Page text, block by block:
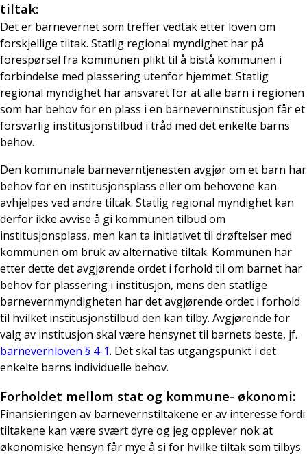
tiltak:
Det er barnevernet som treffer vedtak etter loven om
forskjellige tiltak. Statlig regional myndighet har på
forespørsel fra kommunen plikt til å bistå kommunen i
forbindelse med plassering utenfor hjemmet. Statlig
regional myndighet har ansvaret for at alle barn i regionen
som har behov for en plass i en barneverninstitusjon får et
forsvarlig institusjonstilbud i tråd med det enkelte barns
behov.
Den kommunale barneverntjenesten avgjør om et barn har
behov for en institusjonsplass eller om behovene kan
avhjelpes ved andre tiltak. Statlig regional myndighet kan
derfor ikke avvise å gi kommunen tilbud om
institusjonsplass, men kan ta initiativet til drøftelser med
kommunen om bruk av alternative tiltak. Kommunen har
etter dette det avgjørende ordet i forhold til om barnet har
behov for plassering i institusjon, mens den statlige
barnevernmyndigheten har det avgjørende ordet i forhold
til hvilket institusjonstilbud den kan tilby. Avgjørende for
valg av institusjon skal være hensynet til barnets beste, jf.
barnevernloven § 4-1. Det skal tas utgangspunkt i det
enkelte barns individuelle behov.
Forholdet mellom stat og kommune- økonomi:
Finansieringen av barnevernstiltakene er av interesse fordi
tiltakene kan være svært dyre og jeg opplever nok at
økonomiske hensyn får mye å si for hvilke tiltak som tilbys